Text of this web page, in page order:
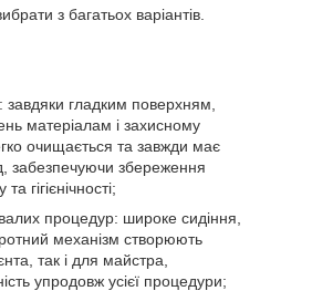
з багатьох варіантів.
завдяки гладким поверхням,
матеріалам і захисному
очищається та завжди має
забезпечуючи збереження
гігієнічності;
процедур: широке сидіння,
механізм створюють
так і для майстра,
упродовж усієї процедури;